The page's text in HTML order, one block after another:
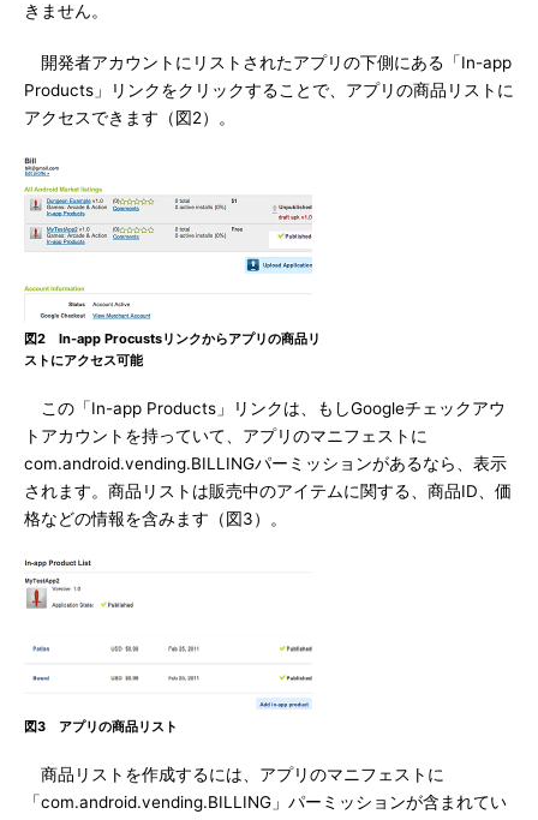
きません。
開発者アカウントにリストされたアプリの下側にある「In-app
Products」リンクをクリックすることで、アプリの商品リストに
アクセスできます（図2）。
図2 In-app Procustsリンクからアプリの商品リ
ストにアクセス可能
この「In-app Products」リンクは、もしGoogleチェックアウ
トアカウントを持っていて、アプリのマニフェストに
com.android.vending.BILLINGパーミッションがあるなら、表示
されます。商品リストは販売中のアイテムに関する、商品ID、価
格などの情報を含みます（図3）。
図3 アプリの商品リスト
商品リストを作成するには、アプリのマニフェストに
「com.android.vending.BILLING」パーミッションが含まれてい